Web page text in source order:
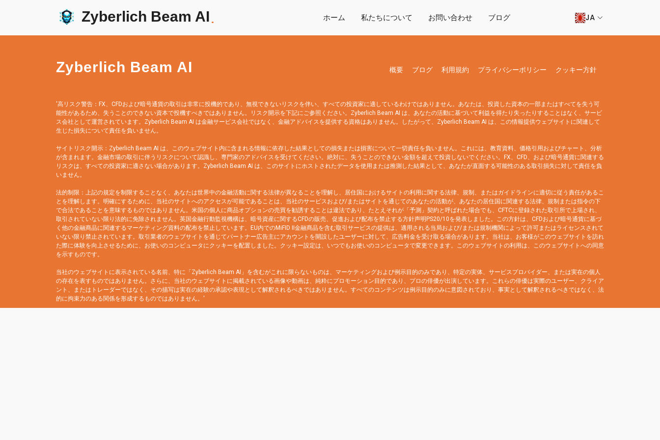
Zyberlich Beam AI. ホーム 私たちについて お問い合わせ ブログ JA
Zyberlich Beam AI 概要 ブログ 利用規約 プライバシーポリシー クッキー方針
'高リスク警告：FX、CFDおよび暗号通貨の取引は非常に投機的であり、無視できないリスクを伴い、すべての投資家に適しているわけではありません。あなたは、投資した資本の一部またはすべてを失う可
能性があるため、失うことのできない資本で投機すべきではありません。リスク開示を下記にご参照ください。Zyberlich Beam AI は、あなたの活動に基づいて利益を得たり失ったりすることはなく、サービ
ス会社として運営されています。Zyberlich Beam AI は金融サービス会社ではなく、金融アドバイスを提供する資格はありません。したがって、Zyberlich Beam AI は、この情報提供ウェブサイトに関連して
生じた損失について責任を負いません。
サイトリスク開示：Zyberlich Beam AI は、このウェブサイト内に含まれる情報に依存した結果としての損失または損害について一切責任を負いません。これには、教育資料、価格引用およびチャート、分析
が含まれます。金融市場の取引に伴うリスクについて認識し、専門家のアドバイスを受けてください。絶対に、失うことのできない金額を超えて投資しないでください。FX、CFD、および暗号通貨に関連する
リスクは、すべての投資家に適さない場合があります。Zyberlich Beam AI は、このサイトにホストされたデータを使用または推測した結果として、あなたが直面する可能性のある取引損失に対して責任を負
いません。
法的制限：上記の規定を制限することなく、あなたは世界中の金融活動に関する法律が異なることを理解し、居住国におけるサイトの利用に関する法律、規制、またはガイドラインに適切に従う責任があるこ
とを理解します。明確にするために、当社のサイトへのアクセスが可能であることは、当社のサービスおよび/またはサイトを通じてのあなたの活動が、あなたの居住国に関連する法律、規制または指令の下
で合法であることを意味するものではありません。米国の個人に商品オプションの売買を勧誘することは違法であり、たとえそれが「予測」契約と呼ばれた場合でも、CFTCに登録された取引所で上場され、
取引されていない限り法的に免除されません。英国金融行動監視機構は、暗号資産に関するCFDの販売、促進および配布を禁止する方針声明PS20/10を発表しました。この方針は、CFDおよび暗号通貨に基づ
く他の金融商品に関連するマーケティング資料の配布を禁止しています。EU内でのMiFID II金融商品を含む取引サービスの提供は、適用される当局および/または規制機関によって許可またはライセンスされて
いない限り禁止されています。取引業者のウェブサイトを通じてパートナー広告主にアカウントを開設したユーザーに対して、広告料金を受け取る場合があります。当社は、お客様がこのウェブサイトを訪れ
た際に体験を向上させるために、お使いのコンピュータにクッキーを配置しました。クッキー設定は、いつでもお使いのコンピュータで変更できます。このウェブサイトの利用は、このウェブサイトへの同意
を示すものです。
当社のウェブサイトに表示されている名前、特に「Zyberlich Beam AI」を含むがこれに限らないものは、マーケティングおよび例示目的のみであり、特定の実体、サービスプロバイダー、または実在の個人
の存在を表すものではありません。さらに、当社のウェブサイトに掲載されている画像や動画は、純粋にプロモーション目的であり、プロの俳優が出演しています。これらの俳優は実際のユーザー、クライア
ント、またはトレーダーではなく、その描写は実在の経験の承認や表現として解釈されるべきではありません。すべてのコンテンツは例示目的のみに意図されており、事実として解釈されるべきではなく、法
的に拘束力のある関係を形成するものではありません。'